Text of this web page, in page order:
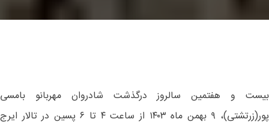
بیست و هفتمین سالروز درگذشت شادروان مهربانو بامسی
پور(زرتشتی)، ۹ بهمن ماه ۱۴۰۳ از ساعت ۴ تا ۶ پسین در تالار ایرج